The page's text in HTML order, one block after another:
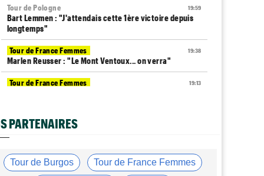
19:59
Tour de Pologne
Bart Lemmen : "J'attendais cette 1ère victoire depuis
longtemps"
19:38
Tour de France Femmes
Marlen Reusser : "Le Mont Ventoux... on verra"
19:13
Tour de France Femmes
Route
Isaac Del Toro prolonge avec UAE Team Emirates-XRG
18:37
Tour de Burgos
PARTENAIRES
Tour de Burgos Tour de France Femmes